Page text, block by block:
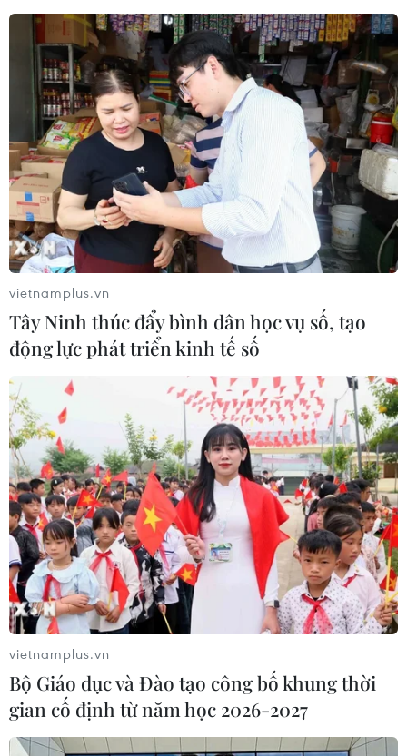
vietnamplus.vn
Tây Ninh thúc đẩy bình dân học vụ số, tạo
động lực phát triển kinh tế số
vietnamplus.vn
Bộ Giáo dục và Đào tạo công bố khung thời
gian cố định từ năm học 2026-2027